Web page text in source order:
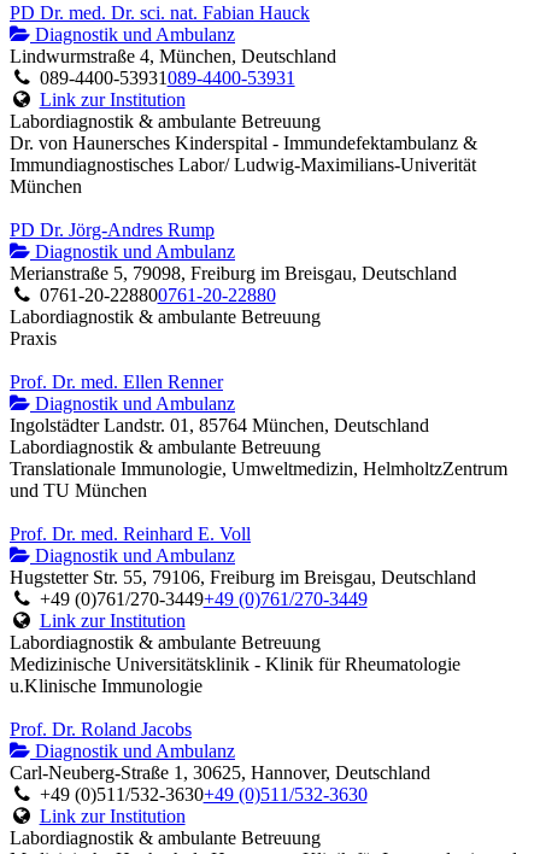
PD Dr. med. Dr. sci. nat. Fabian Hauck
Diagnostik und Ambulanz
Lindwurmstraße 4, München, Deutschland
089-4400-53931089-4400-53931
Link zur Institution
Labordiagnostik & ambulante Betreuung
Dr. von Haunersches Kinderspital - Immundefektambulanz &
Immundiagnostisches Labor/ Ludwig-Maximilians-Univerität
München
PD Dr. Jörg-Andres Rump
Diagnostik und Ambulanz
Merianstraße 5, 79098, Freiburg im Breisgau, Deutschland
0761-20-228800761-20-22880
Labordiagnostik & ambulante Betreuung
Praxis
Prof. Dr. med. Ellen Renner
Diagnostik und Ambulanz
Ingolstädter Landstr. 01, 85764 München, Deutschland
Labordiagnostik & ambulante Betreuung
Translationale Immunologie, Umweltmedizin, HelmholtzZentrum
und TU München
Prof. Dr. med. Reinhard E. Voll
Diagnostik und Ambulanz
Hugstetter Str. 55, 79106, Freiburg im Breisgau, Deutschland
+49 (0)761/270-3449+49 (0)761/270-3449
Link zur Institution
Labordiagnostik & ambulante Betreuung
Medizinische Universitätsklinik - Klinik für Rheumatologie
u.Klinische Immunologie
Prof. Dr. Roland Jacobs
Diagnostik und Ambulanz
Carl-Neuberg-Straße 1, 30625, Hannover, Deutschland
+49 (0)511/532-3630+49 (0)511/532-3630
Link zur Institution
Labordiagnostik & ambulante Betreuung